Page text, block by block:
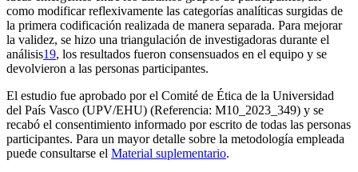
como modificar reflexivamente las categorías analíticas surgidas de
la primera codificación realizada de manera separada. Para mejorar
la validez, se hizo una triangulación de investigadoras durante el
análisis19, los resultados fueron consensuados en el equipo y se
devolvieron a las personas participantes.
El estudio fue aprobado por el Comité de Ética de la Universidad
del País Vasco (UPV/EHU) (Referencia: M10_2023_349) y se
recabó el consentimiento informado por escrito de todas las personas
participantes. Para un mayor detalle sobre la metodología empleada
puede consultarse el Material suplementario.